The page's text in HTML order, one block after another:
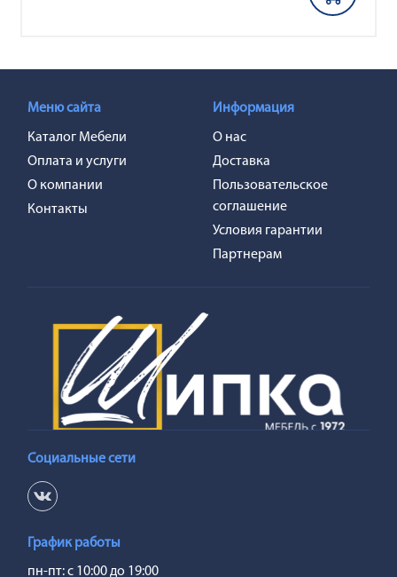
Социальные сети
График работы
пн-пт: с 10:00 до 19:00
Меню сайта
Каталог Мебели
Оплата и услуги
О компании
Контакты
Информация
О нас
Доставка
Пользовательское
соглашение
Условия гарантии
Партнерам